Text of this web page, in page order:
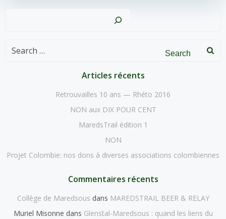
Search
Articles récents
Retrouvailles 10 ans — Rhéto 2016
NON aux DIX POUR CENT
MaredsTrail édition 1
NON
Projet Colombie: nos dons à diverses associations colombiennes
Commentaires récents
Collège de Maredsous dans MAREDSTRAIL BEER & RELAY
Muriel Misonne dans Glenstal-Maredsous : quand les liens du